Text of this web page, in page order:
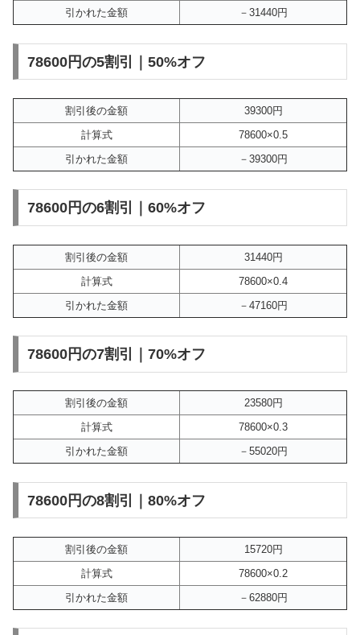
引かれた金額
－31440円
78600円の5割引｜50%オフ
割引後の金額
39300円
計算式
78600×0.5
引かれた金額
－39300円
78600円の6割引｜60%オフ
割引後の金額
31440円
計算式
78600×0.4
引かれた金額
－47160円
78600円の7割引｜70%オフ
割引後の金額
23580円
計算式
78600×0.3
引かれた金額
－55020円
78600円の8割引｜80%オフ
割引後の金額
15720円
計算式
78600×0.2
引かれた金額
－62880円